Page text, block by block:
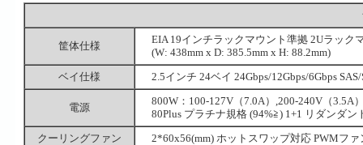
筐体仕様
EIA 19インチラックマウント準拠 2Uラック
(W: 438mm x D: 385.5mm x H: 88.2mm)
ベイ仕様
2.5インチ 24ベイ 24Gbps/12Gbps/6Gbps
電源
800W：100-127V（7.0A）,200-240V（3.5A
80Plus プラチナ規格 (94%≧) 1+1 リダンダン
クーリングファン
2*60x56(mm) ホットスワップ対応 PWMファ